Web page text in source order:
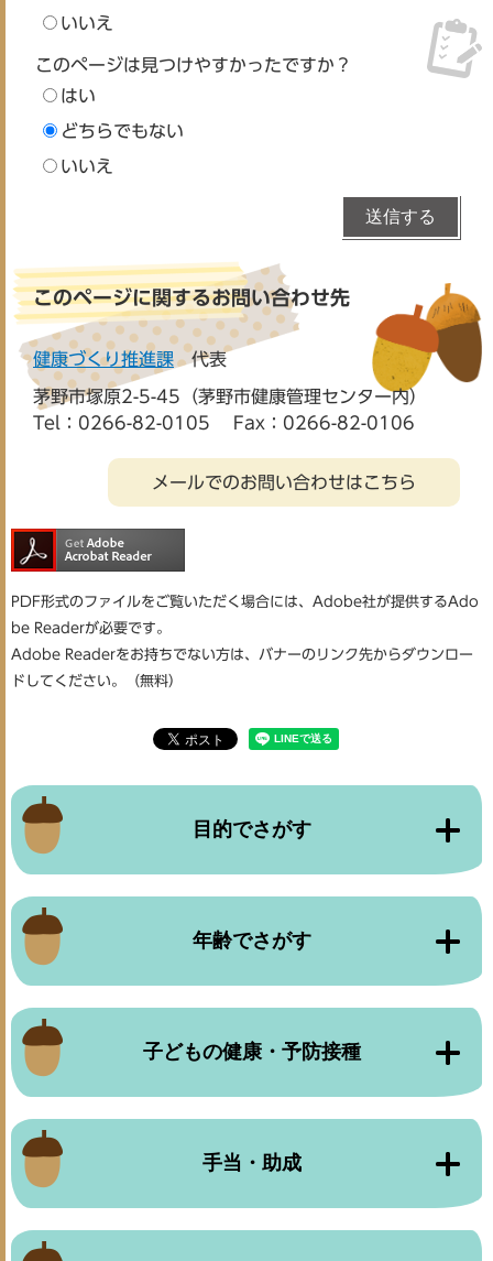
いいえ
このページは見つけやすかったですか？
はい
どちらでもない
いいえ
このページに関するお問い合わせ先
健康づくり推進課 代表
茅野市塚原2-5-45（茅野市健康管理センター内）
Tel：0266-82-0105
Fax：0266-82-0106
メールでのお問い合わせはこちら
PDF形式のファイルをご覧いただく場合には、Adobe社が提供するAdo
be Readerが必要です。
Adobe Readerをお持ちでない方は、バナーのリンク先からダウンロー
ドしてください。（無料）
目的でさがす
年齢でさがす
子どもの健康・予防接種
手当・助成